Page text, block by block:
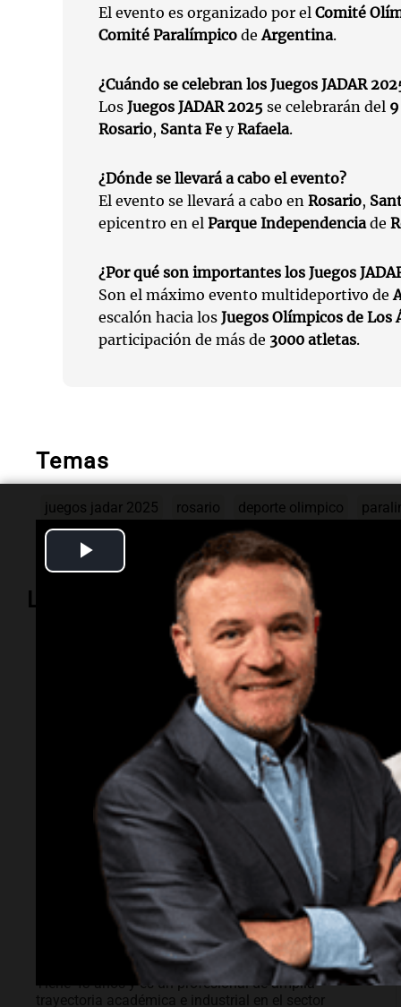
El evento es organizado por el Comité
Comité Paralímpico deArgentina.
¿Cuándo se celebran los Juegos JADAR
Los Juegos JADAR 2025 se celebrarán del 9
Rosario, Santa Fe yRafaela.
¿Dónde se llevará a cabo el evento?
El evento se llevará a cabo en Rosario,
epicentro en el Parque Independenciade
¿Por qué son importantes los Juegos
Son el máximo evento multideportivo de
escalón hacia los Juegos Olímpicos de Los
participación de más de 3000 atletas.
Temas
juegos jadar 2025 rosario deporte olimpico
Lo más visto
Quién es Gerardo
Gasparutti, el
docente
universitario
detenido por el
femicidio de su
esposa
Tiene 43 años y es un profesional de amplia
trayectoria académica e industrial en el sector